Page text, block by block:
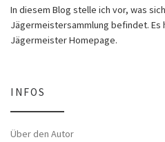
In diesem Blog stelle ich vor, was
Jägermeistersammlung befindet. Es
Jägermeister Homepage.
INFOS
Über den Autor